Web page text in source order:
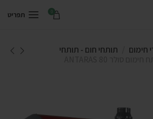
0 תפריט
חימום
תותחי חום - תותחי